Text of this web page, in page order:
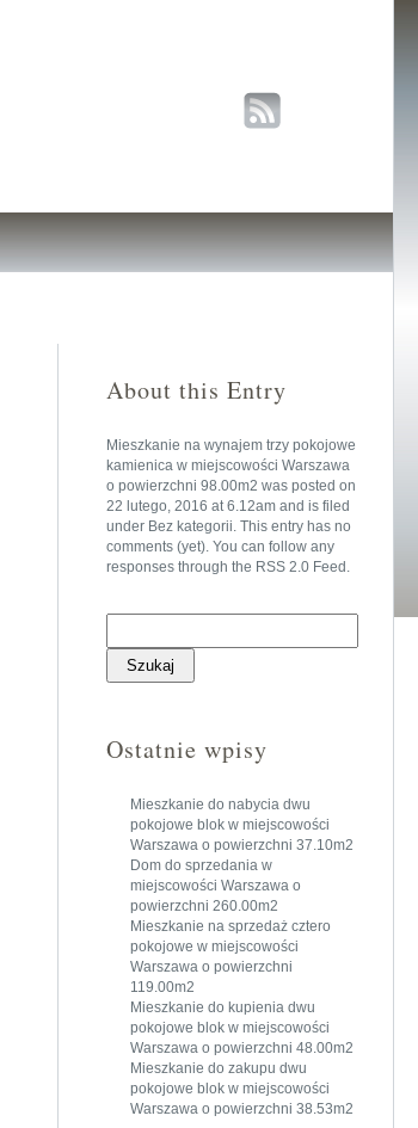
About this Entry
Mieszkanie na wynajem trzy pokojowe
kamienica w miejscowości Warszawa
o powierzchni 98.00m2 was posted on
22 lutego, 2016 at6.12am and is filed
under Bez kategorii. This entry has no
comments (yet). You can follow any
responses through the RSS 2.0 Feed .
Ostatnie wpisy
Mieszkanie do nabycia dwu
pokojowe blok w miejscowości
Warszawa o powierzchni 37.10m2
Dom do sprzedania w
miejscowości Warszawa o
powierzchni 260.00m2
Mieszkanie na sprzedaż cztero
pokojowe w miejscowości
Warszawa o powierzchni
119.00m2
Mieszkanie do kupienia dwu
pokojowe blok w miejscowości
Warszawa o powierzchni 48.00m2
Mieszkanie do zakupu dwu
pokojowe blok w miejscowości
Warszawa o powierzchni 38.53m2